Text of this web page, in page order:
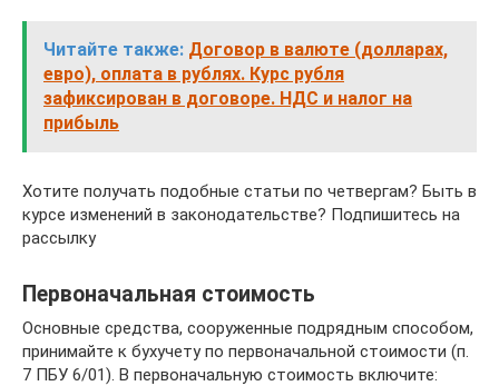
Читайте также: Договор в валюте (долларах,
евро), оплата в рублях. Курс рубля
зафиксирован в договоре. НДС и налог на
прибыль
Хотите получать подобные статьи по четвергам? Быть в
курсе изменений в законодательстве? Подпишитесь на
рассылку
Первоначальная стоимость
Основные средства, сооруженные подрядным способом,
принимайте к бухучету по первоначальной стоимости (п.
7 ПБУ 6/01). В первоначальную стоимость включите: